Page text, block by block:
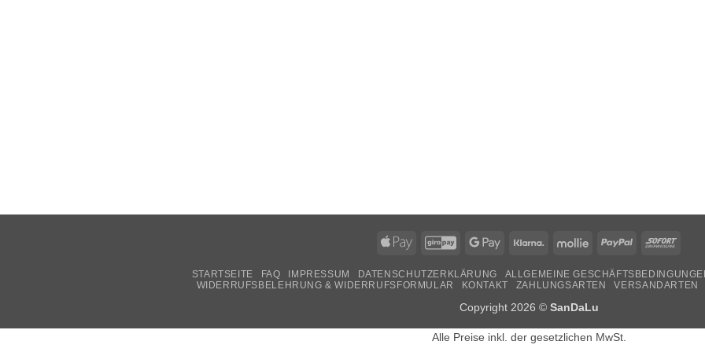
Apple
GiroPay Google
Klarna Mollie PayPal Sofort
STARTSEITE FAQ IMPRESSUM DATENSCHUTZERKLÄRUNG
ALLGEMEINE
WIDERRUFSBELEHRUNG & WIDERRUFSFORMULAR
KONTAKT ZAHLUNGSARTEN VERSANDARTEN
Copyright 2026 © SanDaLu
Alle Preise inkl. der gesetzlichen MwSt.